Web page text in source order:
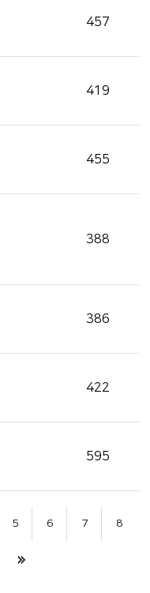
457
419
455
388
386
422
595
5 6 7 8